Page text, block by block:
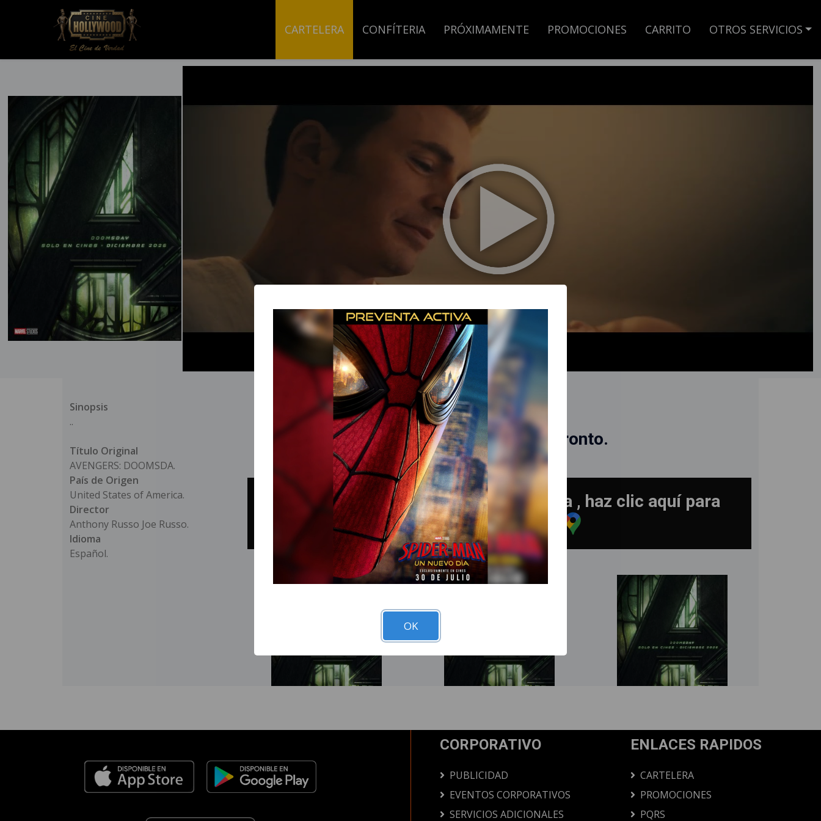
CARTELERA CONFÍTERIA PRÓXIMAMENTE PROMOCIONES CARRITO OTROS SERVICIOS
APTA PARA MAYORES DE 12 AñOS FORMATO 2D
Sinopsis
..
Título Original
AVENGERS: DOOMSDA.
País de Origen
United States of America.
Director
Anthony Russo Joe Russo.
Idioma
Español.
Espera esta película pronto.
Estas viendo funciones y precios para , haz clic aquí para
cambiar de ciudad
CORPORATIVO
PUBLICIDAD
EVENTOS CORPORATIVOS
SERVICIOS ADICIONALES
ENLACES RAPIDOS
CARTELERA
PROMOCIONES
PQRS
OK